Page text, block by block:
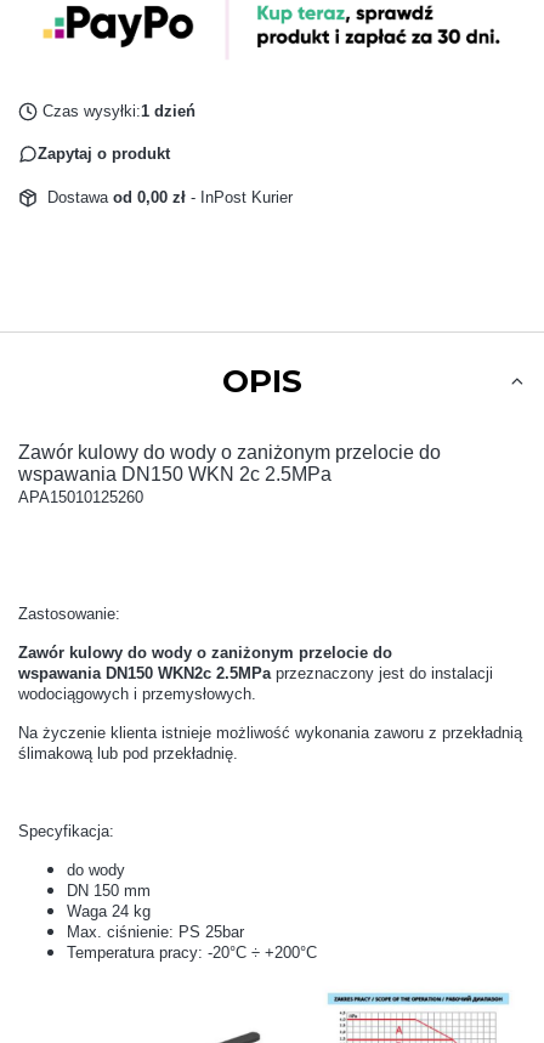
Czas wysyłki:1 dzień
Zapytaj o produkt
Dostawa od 0,00 zł - InPost Kurier
OPIS
Zawór kulowy do wody o zaniżonym przelocie do
wspawania DN150 WKN 2c 2.5MPa
APA15010125260
Zastosowanie:
Zawór kulowy do wody o zaniżonym przelocie do
wspawania DN150 WKN2c 2.5MPaprzeznaczony jest do instalacji
wodociągowych i przemysłowych.
Na życzenie klienta istnieje możliwość wykonania zaworu z przekładnią
ślimakową lub pod przekładnię.
Specyfikacja:
do wody
DN 150 mm
Waga 24 kg
Max. ciśnienie: PS 25bar
Temperatura pracy: -20°C ÷ +200°C